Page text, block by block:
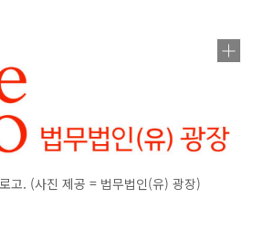
고. (사진 제공 = 법무법인(유) 광장)